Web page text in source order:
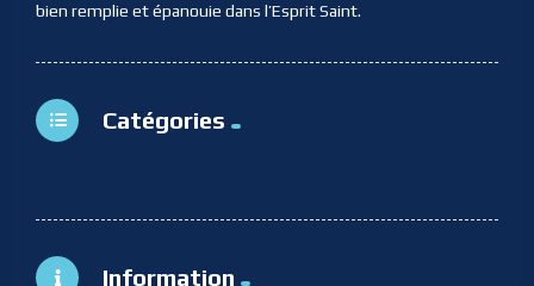
bien remplie et épanouie dans l’Esprit Saint.
Catégories
Information